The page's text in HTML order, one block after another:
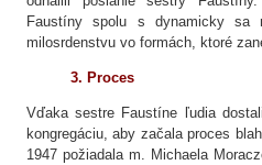
Faustíny spolu s dynamicky sa
milosrdenstvu vo formách, ktoré
3. Proces
Vďaka sestre Faustíne ľudia
kongregáciu, aby začala proces
1947 požiadala m. Michaela